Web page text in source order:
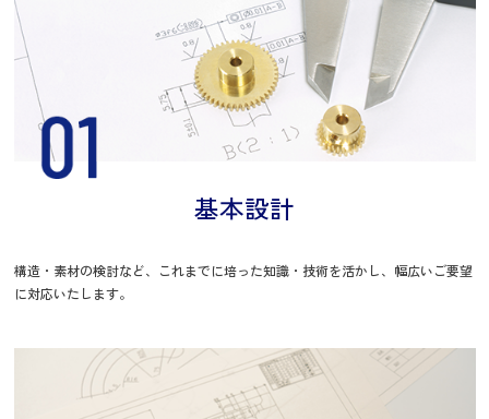
基本設計
構造・素材の検討など、これまでに培った知識・技術を活かし、幅広いご要望
に対応いたします。